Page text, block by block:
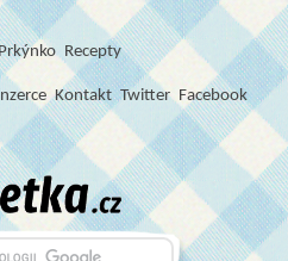
Recepty
Kontakt Twitter Facebook